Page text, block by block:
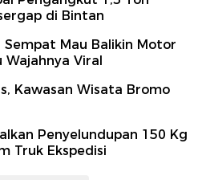
di Bintan
Sempat Mau Balikin Motor
Wajahnya Viral
Kawasan Wisata Bromo
Penyelundupan 150 Kg
Truk Ekspedisi